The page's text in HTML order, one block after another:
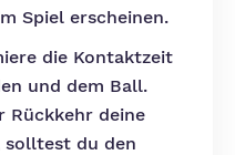
Spiel erscheinen.
die Kontaktzeit
und dem Ball.
Rückkehr deine
solltest du den